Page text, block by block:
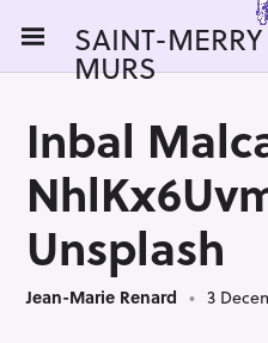
i
SAINT-
MURS
Inbal
Unsplash
Jean-Marie Renard 3